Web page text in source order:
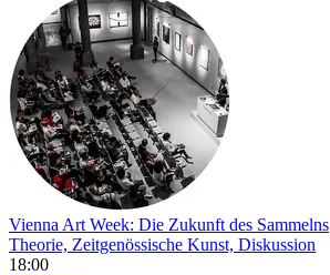
Vienna Art Week: Die Zukunft des Sammelns
Theorie, Zeitgenössische Kunst, Diskussion
18:00